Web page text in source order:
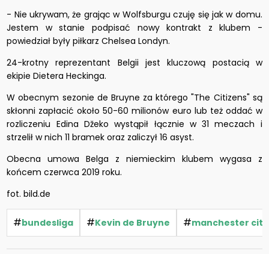
- Nie ukrywam, że grając w Wolfsburgu czuję się jak w domu.
Jestem w stanie podpisać nowy kontrakt z klubem -
powiedział były piłkarz Chelsea Londyn.
24-krotny reprezentant Belgii jest kluczową postacią w
ekipie Dietera Heckinga.
W obecnym sezonie de Bruyne za którego "The Citizens" są
skłonni zapłacić około 50-60 milionów euro lub też oddać w
rozliczeniu Edina Džeko wystąpił łącznie w 31 meczach i
strzelił w nich 11 bramek oraz zaliczył 16 asyst.
Obecna umowa Belga z niemieckim klubem wygasa z
końcem czerwca 2019 roku.
fot. bild.de
#bundesliga #Kevin de Bruyne #manchester city